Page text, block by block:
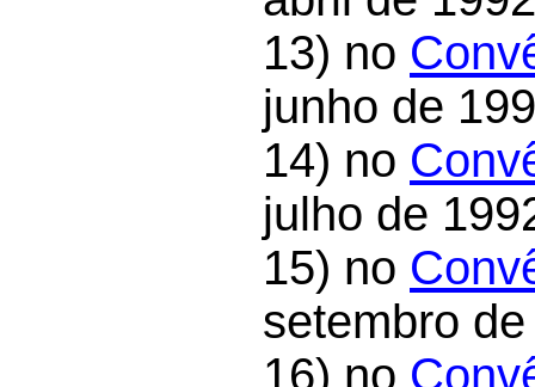
13) no
junho de
14) no
julho de
15) no
setembro
16) no